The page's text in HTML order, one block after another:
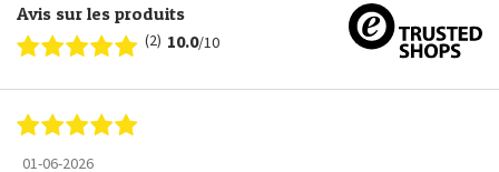
Avis sur les produits
(2) 10.0/10
01-06-2026